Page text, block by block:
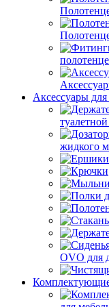
Аксессуары
жидкого
OVO для